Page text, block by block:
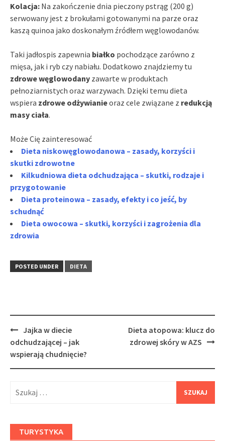
Kolacja: Na zakończenie dnia pieczony pstrąg (200 g)
serwowany jest z brokułami gotowanymi na parze oraz
kaszą quinoa jako doskonałym źródłem węglowodanów.
Taki jadłospis zapewnia białko pochodzące zarówno z
mięsa, jak i ryb czy nabiału. Dodatkowo znajdziemy tu
zdrowe węglowodany zawarte w produktach
pełnoziarnistych oraz warzywach. Dzięki temu dieta
wspiera zdrowe odżywianieoraz cele związane z redukcją
masy ciała.
Może Cię zainteresować
Dieta niskowęglowodanowa – zasady, korzyści i
skutki zdrowotne
Kilkudniowa dieta odchudzająca – skutki, rodzaje i
przygotowanie
Dieta proteinowa – zasady, efekty i co jeść, by
schudnąć
Dieta owocowa – skutki, korzyści i zagrożenia dla
zdrowia
POSTED UNDER DIETA
Post
navigation
Jajka w diecie
odchudzającej – jak
wspierają chudnięcie?
Dieta atopowa: klucz do
zdrowej skóry w AZS
TURYSTYKA